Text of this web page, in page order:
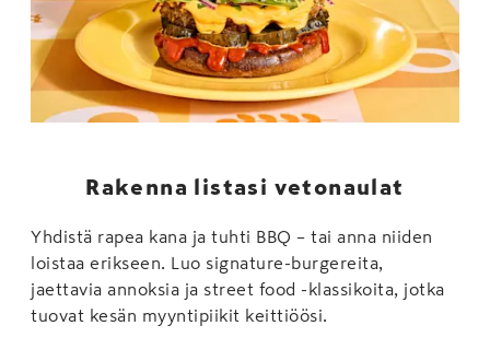
Rakenna listasi vetonaulat
Yhdistä rapea kana ja tuhti BBQ – tai anna niiden
loistaa erikseen. Luo signature-burgereita,
jaettavia annoksia ja street food -klassikoita, jotka
tuovat kesän myyntipiikit keittiöösi.